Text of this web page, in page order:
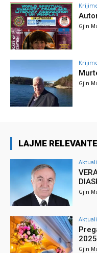
Gjin
Gjin
LAJME RELEVANTE
Gjin
2025
Gjin